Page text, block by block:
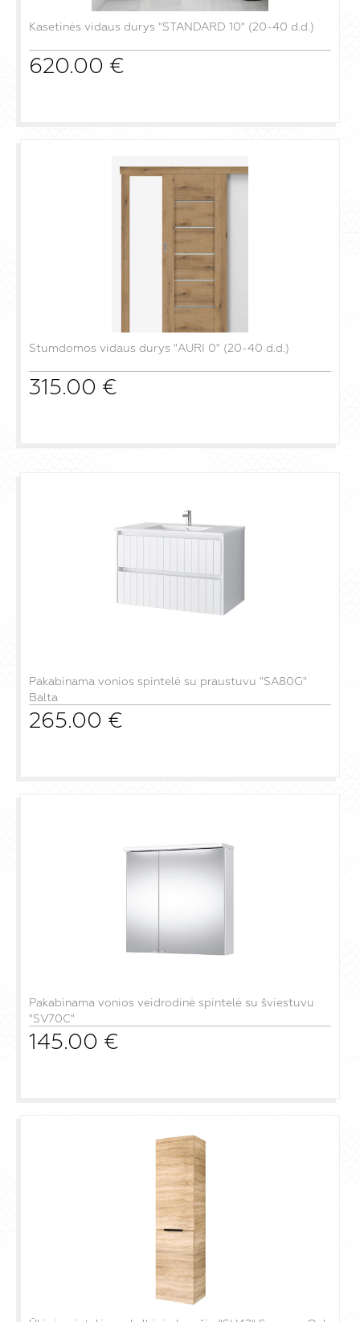
Kasetinės vidaus durys "STANDARD 10" (20-40 d.d.)
620.00 €
Stumdomos vidaus durys "AURI 0" (20-40 d.d.)
315.00 €
Pakabinama vonios spintelė su praustuvu "SA80G"
Balta
265.00 €
Pakabinama vonios veidrodinė spintelė su šviestuvu
"SV70C"
145.00 €